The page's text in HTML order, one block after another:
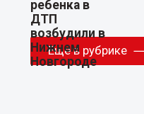
Еще в рубрике